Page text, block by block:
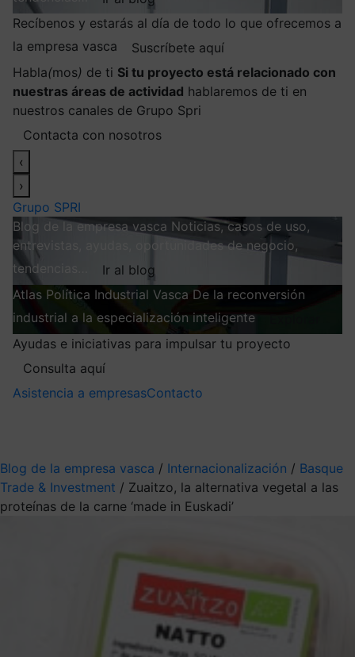
Recíbenos y estarás al día de todo lo que ofrecemos a
la empresa vasca
Suscríbete aquí
Habla(mos) de ti Si tu proyecto está relacionado con
nuestras áreas de actividad hablaremos de ti en
nuestros canales de Grupo Spri
Contacta con nosotros
‹
›
Grupo SPRI
Blog de la empresa vasca Noticias, casos de uso,
entrevistas, ayudas, oportunidades de negocio,
tendencias…
Ir al blog
Atlas Política Industrial Vasca De la reconversión
industrial a la especialización inteligente
Ayudas e iniciativas para impulsar tu proyecto
Consulta aquí
Asistencia a empresasContacto
Blog de la empresa vasca / Internacionalización / Basque
Trade & Investment / Zuaitzo, la alternativa vegetal a las
proteínas de la carne ‘made in Euskadi’